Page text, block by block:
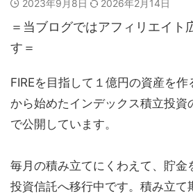
2023年9月8日 2026年2月14日
＝当ブログではアフィリエイト
す＝
FIREを目指して１億円の資産を作
から始めたインデックス積立投資
で公開しています。
毎月の積み立てにくわえて、貯金
投資信託へ移行中です。積み立て